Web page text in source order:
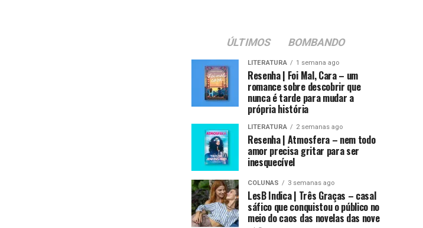
ÚLTIMOS BOMBANDO
LITERATURA 1 semana ago
Resenha | Foi Mal, Cara – um
romance sobre descobrir que
nunca é tarde para mudar a
própria história
LITERATURA 2 semanas ago
Resenha | Atmosfera – nem todo
amor precisa gritar para ser
inesquecível
COLUNAS 3 semanas ago
LesB Indica | Três Graças – casal
sáfico que conquistou o público no
meio do caos das novelas das nove